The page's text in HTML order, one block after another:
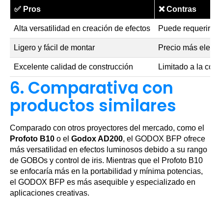
✅ Pros ❌Contras
Alta versatilidad en creación de efectos Puede requerir
Ligero y fácil de montar Precio más
Excelente calidad de construcción Limitado a la
6. Comparativa con
productos similares
Comparado con otros proyectores del mercado, como el
Profoto B10 o el Godox AD200, el GODOX BFP ofrece
más versatilidad en efectos luminosos debido a su rango
de GOBOs y control de iris. Mientras que el Profoto B10
se enfocaría más en la portabilidad y mínima potencias,
el GODOX BFP es más asequible y especializado en
aplicaciones creativas.